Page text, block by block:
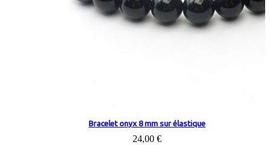
Bracelet onyx 8 mm sur élastique
24,00 €